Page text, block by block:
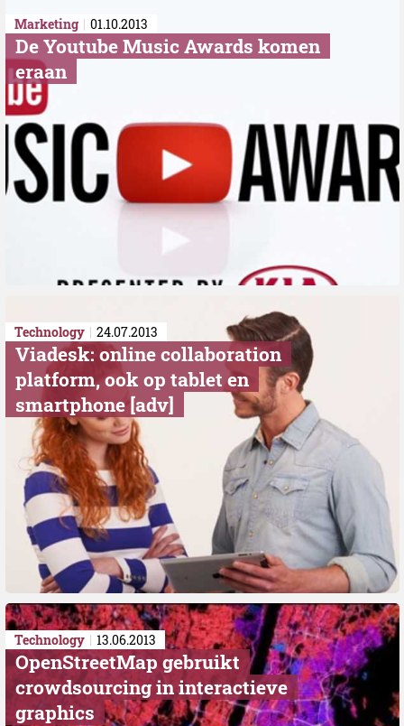
Marketing 01.10.2013
De Youtube Music Awards komen
eraan
Technology 24.07.2013
Viadesk: online collaboration
platform, ook op tablet en
smartphone [adv]
Technology 13.06.2013
OpenStreetMap gebruikt
crowdsourcing in interactieve
graphics